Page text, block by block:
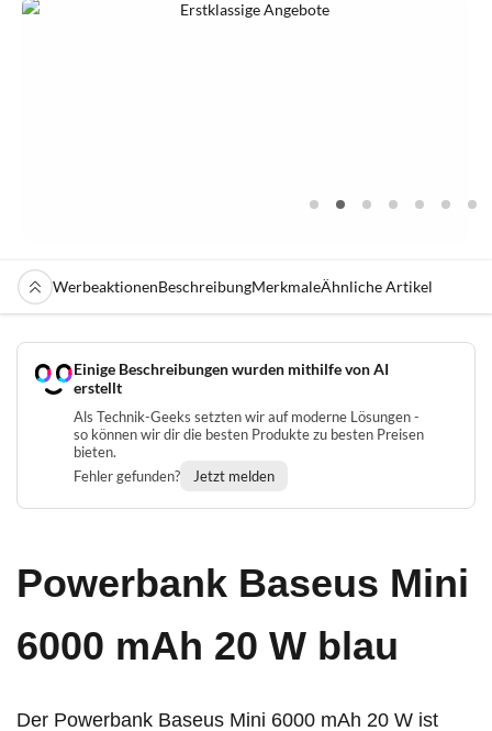
WerbeaktionenBeschreibungMerkmaleÄhnliche Artikel
Einige Beschreibungen wurden mithilfe von AI
erstellt
Als Technik-Geeks setzten wir auf moderne Lösungen -
so können wir dir die besten Produkte zu besten Preisen
bieten.
Fehler gefunden?
Jetzt melden
Powerbank Baseus Mini
6000 mAh 20 W blau
Der Powerbank Baseus Mini 6000 mAh 20 W ist